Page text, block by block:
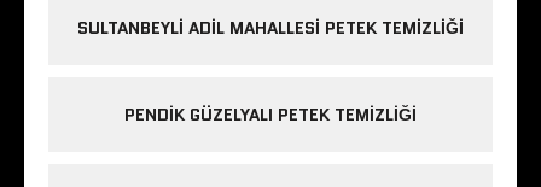
SULTANBEYLI ADIL MAHALLESI PETEK TEMIZLIĞI
PENDIK GÜZELYALI PETEK TEMIZLIĞI